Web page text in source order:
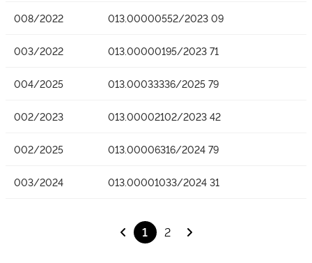
008/2022 013.00000552/2023 09
003/2022 013.00000195/2023 71
004/2025 013.00033336/2025 79
002/2023 013.00002102/2023 42
002/2025 013.00006316/2024 79
003/2024 013.00001033/2024 31
1 2